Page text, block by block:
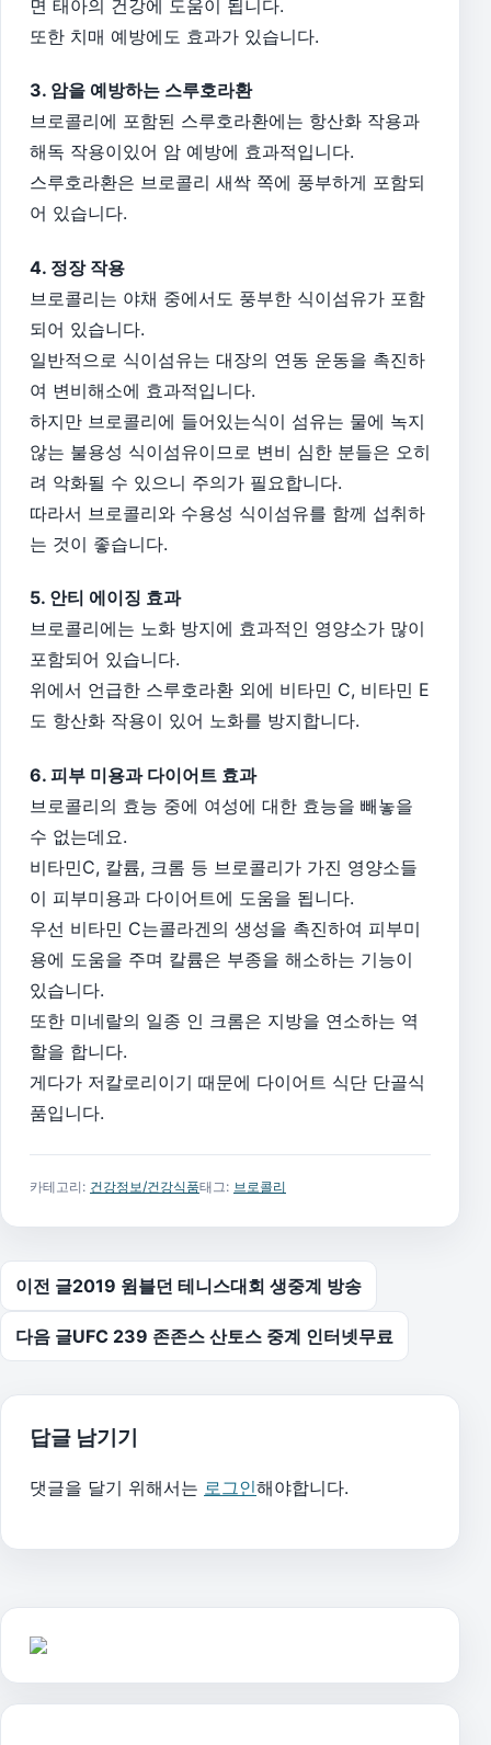
면 태아의 건강에 도움이 됩니다.
또한 치매 예방에도 효과가 있습니다.
3. 암을 예방하는 스루호라환
브로콜리에 포함된 스루호라환에는 항산화 작용과
해독 작용이있어 암 예방에 효과적입니다.
스루호라환은 브로콜리 새싹 쪽에 풍부하게 포함되
어 있습니다.
4. 정장 작용
브로콜리는 야채 중에서도 풍부한 식이섬유가 포함
되어 있습니다.
일반적으로 식이섬유는 대장의 연동 운동을 촉진하
여 변비해소에 효과적입니다.
하지만 브로콜리에 들어있는식이 섬유는 물에 녹지
않는 불용성 식이섬유이므로 변비 심한 분들은 오히
려 악화될 수 있으니 주의가 필요합니다.
따라서 브로콜리와 수용성 식이섬유를 함께 섭취하
는 것이 좋습니다.
5. 안티 에이징 효과
브로콜리에는 노화 방지에 효과적인 영양소가 많이
포함되어 있습니다.
위에서 언급한 스루호라환 외에 비타민 C, 비타민 E
도 항산화 작용이 있어 노화를 방지합니다.
6. 피부 미용과 다이어트 효과
브로콜리의 효능 중에 여성에 대한 효능을 빼놓을
수 없는데요.
비타민C, 칼륨, 크롬 등 브로콜리가 가진 영양소들
이 피부미용과 다이어트에 도움을 됩니다.
우선 비타민 C는콜라겐의 생성을 촉진하여 피부미
용에 도움을 주며 칼륨은 부종을 해소하는 기능이
있습니다.
또한 미네랄의 일종 인 크롬은 지방을 연소하는 역
할을 합니다.
게다가 저칼로리이기 때문에 다이어트 식단 단골식
품입니다.
카테고리: 건강정보/건강식품태그: 브로콜리
글 탐색
이전 글2019 윔블던 테니스대회 생중계 방송
다음 글UFC 239 존존스 산토스 중계 인터넷무료
답글 남기기
댓글을 달기 위해서는 로그인해야합니다.